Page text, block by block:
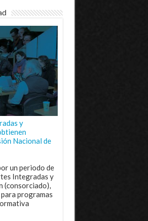
y
Nacional de
un periodo de
Integradas y
(consorciado),
programas